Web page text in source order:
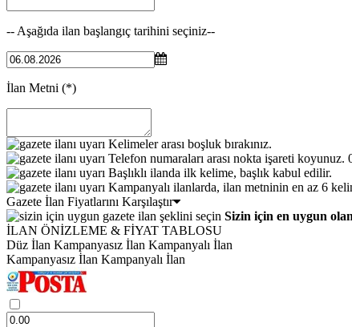
-- Aşağıda ilan başlangıç tarihini seçiniz--
İlan Metni (*)
Kelimeler arası boşluk bırakınız.
Telefon numaraları arası nokta işareti koyunuz.
Başlıklı ilanda ilk kelime, başlık kabul edilir.
Kampanyalı ilanlarda, ilan metninin en az 6
Gazete İlan Fiyatlarını Karşılaştır
Sizin için en uygun
İLAN ÖNİZLEME & FİYAT TABLOSU
Düz İlan Kampanyasız İlan Kampanyalı İlan
Kampanyasız İlan Kampanyalı İlan